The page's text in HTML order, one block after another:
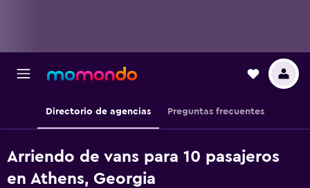
Directorio de agencias Preguntas frecuentes
Arriendo de vans para 10 pasajeros
en Athens, Georgia